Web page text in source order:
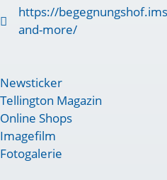
https://
and-more/
Newsticker
Tellington Magazin
Online Shops
Imagefilm
Fotogalerie